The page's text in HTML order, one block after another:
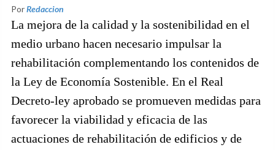
PorRedaccion
La mejora de la calidad y la sostenibilidad en el
medio urbano hacen necesario impulsar la
rehabilitación complementando los contenidos de
la Ley de Economía Sostenible. En el Real
Decreto-ley aprobado se promueven medidas para
favorecer la viabilidad y eficacia de las
actuaciones de rehabilitación de edificios y de